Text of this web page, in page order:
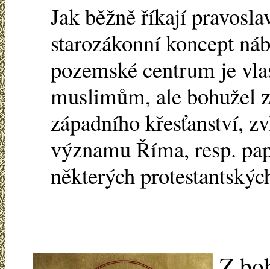
Jak běžně říkají
starozákonní koncept
pozemské centrum je
muslimům, ale bohužel
západního křesťanství,
významu Říma, resp.
některých